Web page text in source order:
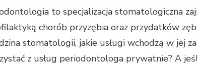
to specjalizacja stomatologiczna
chorób przyzębia oraz przydatków
stomatologii, jakie usługi wchodzą w jej
z usług periodontologa prywatnie? A